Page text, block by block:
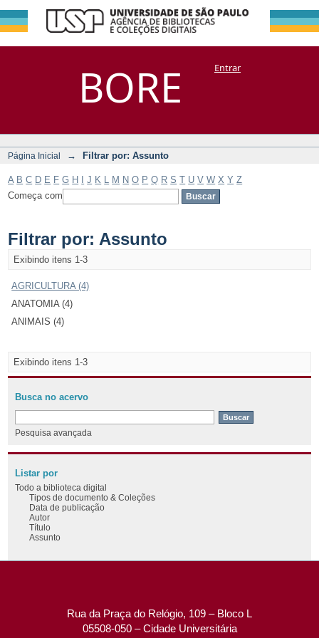
BORE
Filtrar por:
Assunto
DSpace/Manakin + CoriscoEntrar
Página Inicial → Filtrar por: Assunto
A B C D E F G H J K M N O P Q R S T U V W X Y Z
Começa com
Filtrar por: Assunto
Exibindo itens 1-3
AGRICULTURA (4)
ANATOMIA (4)
ANIMAIS (4)
Exibindo itens 1-3
Busca no acervo
Pesquisa avançada
Listar por
Todo a biblioteca digital
Tipos de documento & Coleções
Data de publicação
Autor
Título
Assunto
Rua da Praça do Relógio, 109 – Bloco L
05508-050 – Cidade Universitária